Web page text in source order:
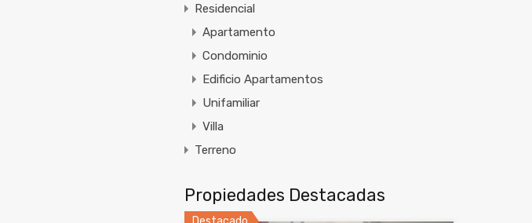
Residencial
Apartamento
Condominio
Edificio Apartamentos
Unifamiliar
Villa
Terreno
Propiedades Destacadas